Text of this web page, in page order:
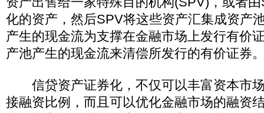
化的资产，然后SPV将这些资产汇集成资产
产生的现金流为支撑在金融市场上发行有价
产池产生的现金流来清偿所发行的有价证券
信贷资产证券化，不仅可以丰富资本市
接融资比例，而且可以优化金融市场的融资